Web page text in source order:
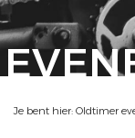
Je bent hier: Oldtimer